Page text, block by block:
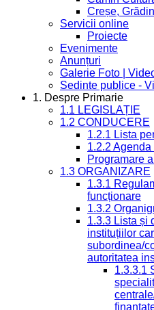
Creșe,
Servicii online
Proiecte
Evenimente
Anunțuri
Galerie Foto |
Sedinte publice -
1. Despre Primarie
1.1 LEGISLAȚIE
1.2 CONDUCERE
1.2.1 Lista
1.2.2
Programare
1.3 ORGANIZARE
1.3.1
funcționare
1.3.2
1.3.3 Lista și
instituțiilor
subordinea/
autoritatea
1.3.3.1